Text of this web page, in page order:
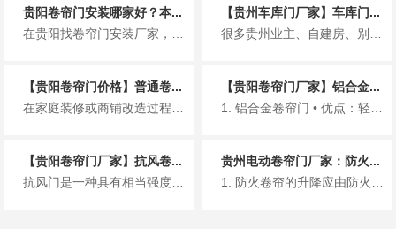
贵阳卷帘门安装哪家好？本...
在贵阳找卷帘门安装厂家，很多人都怕遇到报价虚高、偷工减料、售后失联、安装不规范的问题。尤其贵阳多雨、多风、临街商铺多，卷...
【贵州车库门厂家】车库门...
很多贵州业主、自建房、别墅、小区车库在选门时，关心的就是车库门多少钱一平方。价格受材质、款式、电机、厚度、安装等影响很大...
【贵阳卷帘门价格】普通卷...
在家庭装修或商铺改造过程中，卷帘门因其防盗、隔音、占用空间小等优点，成为车库、店铺、仓库等场所的常见选择。对于预算规划而...
【贵阳卷帘门厂家】铝合金...
1. 铝合金卷帘门 • 优点：轻、好看、不生锈、价格适中 • 适合：小区车库、家用、商铺门...
【贵阳卷帘门厂家】抗风卷...
抗风门是一种具有相当强度和一定刚度的卷帘门，利用镀锌钢板、彩涂钢板或不锈钢板轧制的型材作为帘片，其材料厚度一般根据门洞的...
贵州电动卷帘门厂家：防火...
1. 防火卷帘的升降应由防火卷帘控制器控制。 2. 疏散通道上设置的防火卷帘的联动控制设计，应符合下列规定： ...